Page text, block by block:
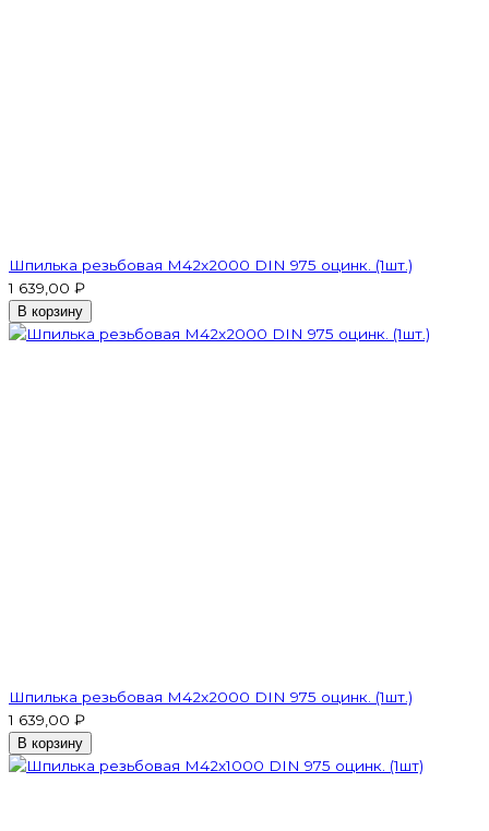
Шпилька резьбовая M42x2000 DIN 975 оцинк. (1шт.)
1 639,00 ₽
В корзину
Шпилька резьбовая M42x2000 DIN 975 оцинк. (1шт.)
1 639,00 ₽
В корзину